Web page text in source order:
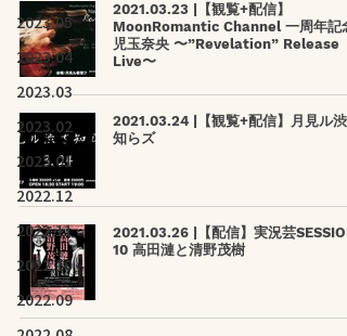
2023.05
2023.04
2023.03
2023.02
2023.01
2022.12
2022.11
2022.10
2022.09
2021.03.23 |【観覧+配信】
MoonRomantic Channel 一周年記念
児玉奈央 〜”Revelation” Release
Live〜
2021.03.24 |【観覧+配信】月見ル渋
知らズ
2021.03.26 |【配信】実況芸
10 高田漣と清野茂樹